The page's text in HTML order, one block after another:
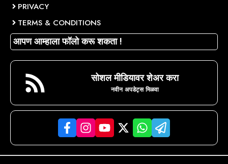
PRIVACY
TERMS & CONDITIONS
आपण आम्हाला फॉलो करू शकता !
सोशल मीडियावर शेअर करा
नवीन अपडेट्स मिळवा